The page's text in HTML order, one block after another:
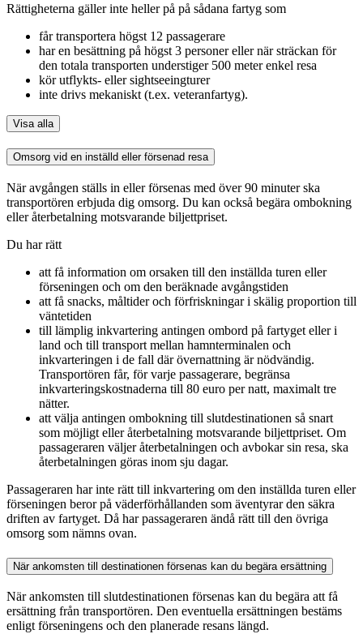
Rättigheterna gäller inte heller på på sådana fartyg som
får transportera högst 12 passagerare
har en besättning på högst 3 personer eller när sträckan för
den totala transporten understiger 500 meter enkel resa
kör utflykts- eller sightseeingturer
inte drivs mekaniskt (t.ex. veteranfartyg).
Visa alla
Omsorg vid en inställd eller försenad resa
När avgången ställs in eller försenas med över 90 minuter ska
transportören erbjuda dig omsorg. Du kan också begära ombokning
eller återbetalning motsvarande biljettpriset.
Du har rätt
att få information om orsaken till den inställda turen eller
förseningen och om den beräknade avgångstiden
att få snacks, måltider och förfriskningar i skälig proportion till
väntetiden
till lämplig inkvartering antingen ombord på fartyget eller i
land och till transport mellan hamnterminalen och
inkvarteringen i de fall där övernattning är nödvändig.
Transportören får, för varje passagerare, begränsa
inkvarteringskostnaderna till 80 euro per natt, maximalt tre
nätter.
att välja antingen ombokning till slutdestinationen så snart
som möjligt eller återbetalning motsvarande biljettpriset. Om
passageraren väljer återbetalningen och avbokar sin resa, ska
återbetalningen göras inom sju dagar.
Passageraren har inte rätt till inkvartering om den inställda turen eller
förseningen beror på väderförhållanden som äventyrar den säkra
driften av fartyget. Då har passageraren ändå rätt till den övriga
omsorg som nämns ovan.
När ankomsten till destinationen försenas kan du begära ersättning
När ankomsten till slutdestinationen försenas kan du begära att få
ersättning från transportören. Den eventuella ersättningen bestäms
enligt förseningens och den planerade resans längd.